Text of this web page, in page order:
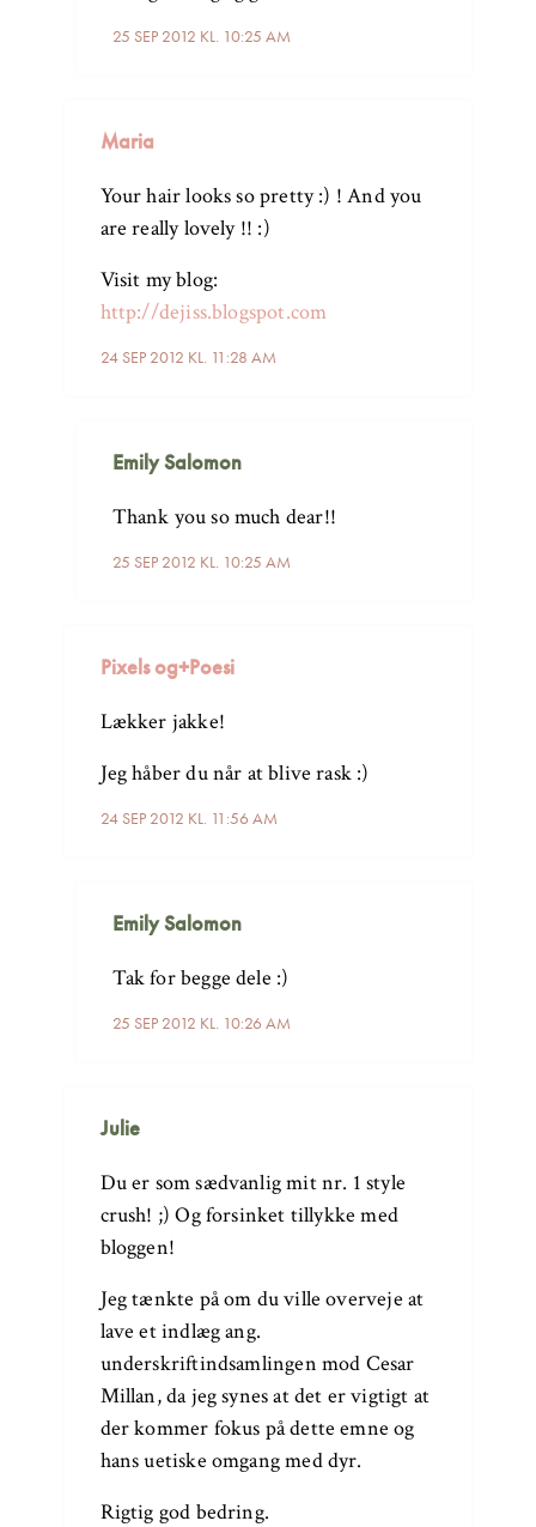
25 SEP 2012 KL. 10:25 AM
Maria
24 SEP 2012 KL. 11:28 AM
Your hair looks so pretty :) ! And you
are really lovely !! :)
Visit my blog:
http://dejiss.blogspot.com
Emily Salomon
25 SEP 2012 KL. 10:25 AM
Thank you so much dear!!
Pixels og+Poesi
24 SEP 2012 KL. 11:56 AM
Lækker jakke!
Jeg håber du når at blive rask :)
Emily Salomon
25 SEP 2012 KL. 10:26 AM
Tak for begge dele :)
Julie
Du er som sædvanlig mit nr. 1 style
crush! ;) Og forsinket tillykke med
bloggen!
Jeg tænkte på om du ville overveje at
lave et indlæg ang.
underskriftindsamlingen mod Cesar
Millan, da jeg synes at det er vigtigt at
der kommer fokus på dette emne og
hans uetiske omgang med dyr.
Rigtig god bedring.